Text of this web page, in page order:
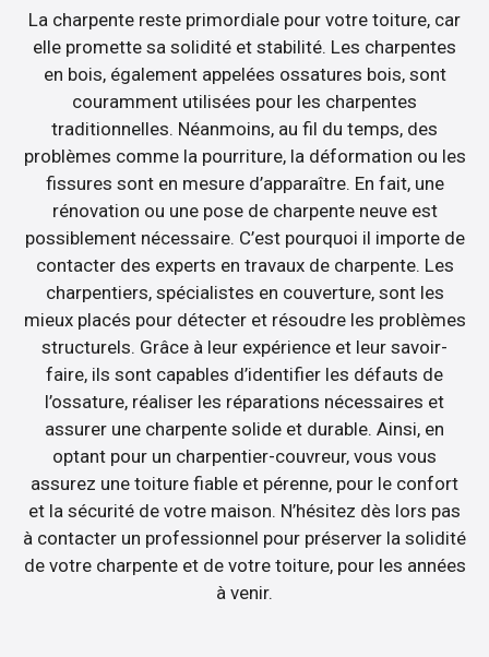
La charpente reste primordiale pour votre toiture, car
elle promette sa solidité et stabilité. Les charpentes
en bois, également appelées ossatures bois, sont
couramment utilisées pour les charpentes
traditionnelles. Néanmoins, au fil du temps, des
problèmes comme la pourriture, la déformation ou les
fissures sont en mesure d’apparaître. En fait, une
rénovation ou une pose de charpente neuve est
possiblement nécessaire. C’est pourquoi il importe de
contacter des experts en travaux de charpente. Les
charpentiers, spécialistes en couverture, sont les
mieux placés pour détecter et résoudre les problèmes
structurels. Grâce à leur expérience et leur savoir-
faire, ils sont capables d’identifier les défauts de
l’ossature, réaliser les réparations nécessaires et
assurer une charpente solide et durable. Ainsi, en
optant pour un charpentier-couvreur, vous vous
assurez une toiture fiable et pérenne, pour le confort
et la sécurité de votre maison. N’hésitez dès lors pas
à contacter un professionnel pour préserver la solidité
de votre charpente et de votre toiture, pour les années
à venir.